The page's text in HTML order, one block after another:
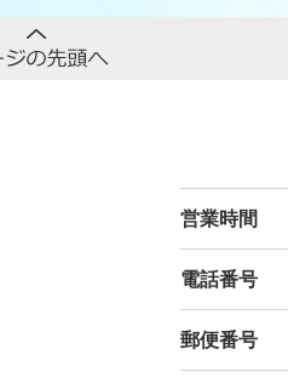
営業時間
電話番号
郵便番号